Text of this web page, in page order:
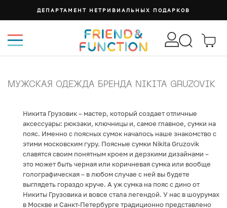
ДЕПАРТАМЕНТ НЕТРИВИАЛЬНЫХ ПОДАРКОВ
МУЖСКАЯ ОДЕЖДА БРЕНДА NIKITA GRUZOVIK
Никита Грузовик – мастер, который создает отличные
аксессуары: рюкзаки, ключницы и, самое главное, сумки на
пояс. Именно с поясных сумок началось наше знакомство с
этими московским гуру. Поясные сумки Nikita Gruzovik
славятся своим понятным кроем и дерзкими дизайнами –
это может быть черная или коричневая сумка или вообще
голографическая – в любом случае с ней вы будете
выглядеть гораздо круче. А уж сумка на пояс с дино от
Никиты Грузовика и вовсе стала легендой. У нас в шоурумах
в Москве и Санкт-Петербурге традиционно представлено